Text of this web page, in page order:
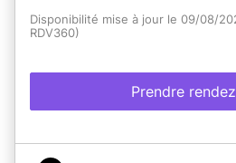
Disponibilité mise à jour le 09/08/
RDV360)
Prendre